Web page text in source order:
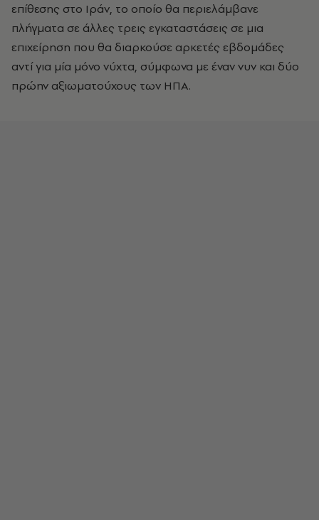
επίθεσης στο Ιράν, το οποίο θα περιελάμβανε
πλήγματα σε άλλες τρεις εγκαταστάσεις σε μια
επιχείρηση που θα διαρκούσε αρκετές εβδομάδες
αντί για μία μόνο νύχτα, σύμφωνα με έναν νυν και δύο
πρώην αξιωματούχους των ΗΠΑ.